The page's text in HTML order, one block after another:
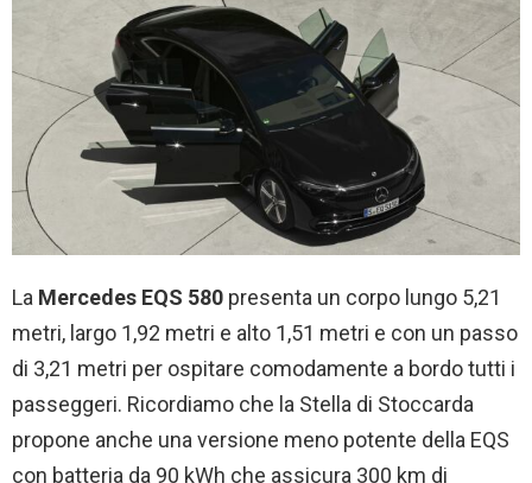
La Mercedes EQS 580 presenta un corpo lungo 5,21
metri, largo 1,92 metri e alto 1,51 metri e con un passo
di 3,21 metri per ospitare comodamente a bordo tutti i
passeggeri. Ricordiamo che la Stella di Stoccarda
propone anche una versione meno potente della EQS
con batteria da 90 kWh che assicura 300 km di